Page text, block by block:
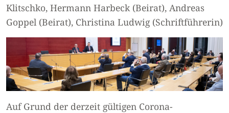
Klitschko, Hermann Harbeck (Beirat), Andreas
Goppel (Beirat), Christina Ludwig (Schriftführerin)
Auf Grund der derzeit gültigen Corona-